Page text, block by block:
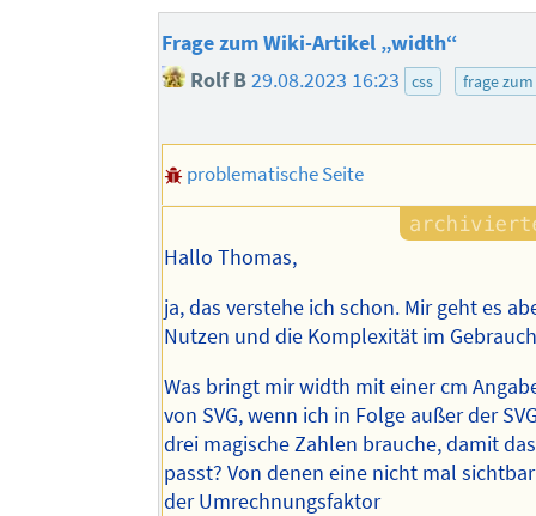
Frage zum Wiki-Artikel „width“
Rolf B29.08.2023 16:23 css frage
problematische Seite
Hallo Thomas,
ja, das verstehe ich schon. Mir geht es
Nutzen und die Komplexität im
Was bringt mir width mit einer cm
von SVG, wenn ich in Folge außer der
drei magische Zahlen brauche, damit
passt? Von denen eine nicht mal
der Umrechnungsfaktor